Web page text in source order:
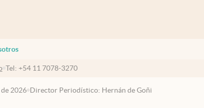
Tel: +54 11 7078-3270
2026 Director Periodístico: Hernán de Goñi